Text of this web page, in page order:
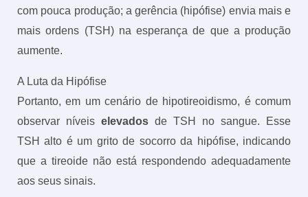
com pouca produção; a gerência (hipófise) envia mais e
mais ordens (TSH) na esperança de que a produção
aumente.
A Luta da Hipófise
Portanto, em um cenário de hipotireoidismo, é comum
observar níveis elevados de TSH no sangue. Esse
TSH alto é um grito de socorro da hipófise, indicando
que a tireoide não está respondendo adequadamente
aos seus sinais.